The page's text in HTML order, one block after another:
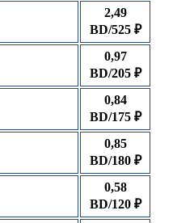
2,49
BD/525 ₽
0,97
BD/205 ₽
0,84
BD/175 ₽
0,85
BD/180 ₽
0,58
BD/120 ₽